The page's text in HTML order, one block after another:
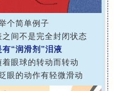
个简单例子
之间不是完全封闭状态
有“润滑剂”泪液
着眼球的转动而转动
眼的动作有轻微滑动